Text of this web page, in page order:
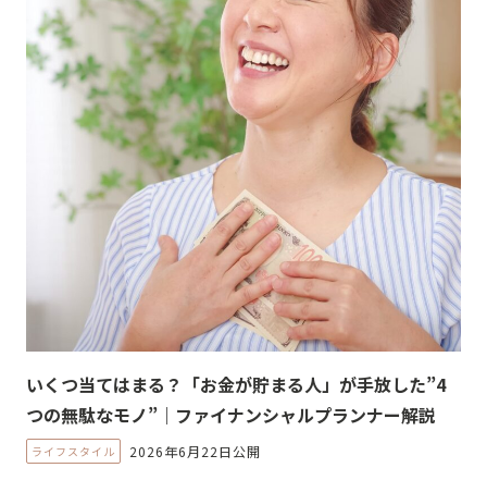
いくつ当てはまる？「お金が貯まる人」が手放した”4
つの無駄なモノ”｜ファイナンシャルプランナー解説
ライフスタイル 2026年6月22日公開